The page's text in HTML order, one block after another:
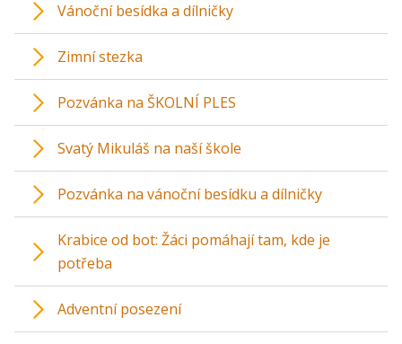
Vánoční besídka a dílničky
Zimní stezka
Pozvánka na ŠKOLNÍ PLES
Svatý Mikuláš na naší škole
Pozvánka na vánoční besídku a dílničky
Krabice od bot: Žáci pomáhají tam, kde je
potřeba
Adventní posezení